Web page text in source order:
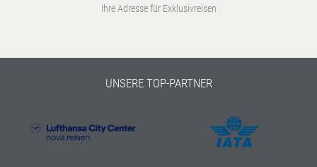
Ihre Adresse für Exklusivreisen
UNSERE TOP-PARTNER